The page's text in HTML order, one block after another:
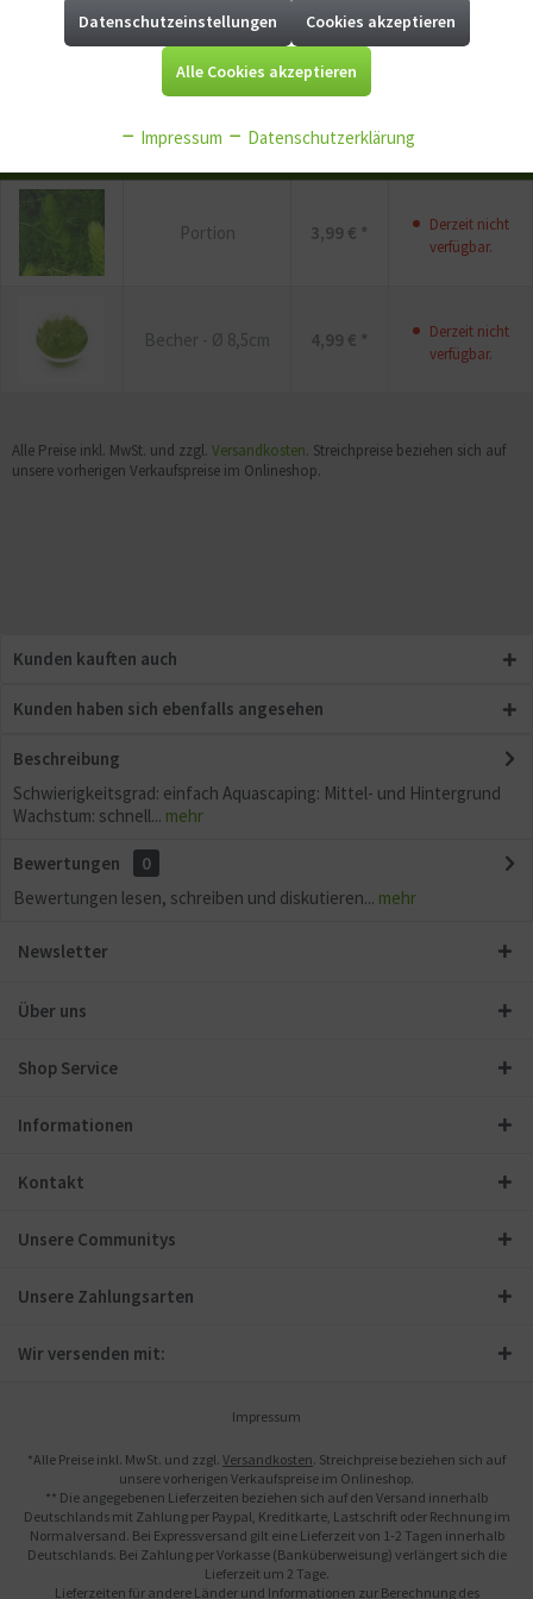
Jetzt Bonuspunkte sichern
Portion 3,99 € *
Derzeit nicht
verfügbar.
Becher - Ø 8,5cm 4,99 € *
Derzeit nicht
verfügbar.
Alle Preise inkl. MwSt. und zzgl. Versandkosten. Streichpreise beziehen sich auf
unsere vorherigen Verkaufspreise im Onlineshop.
Kunden kauften auch
Kunden haben sich ebenfalls angesehen
Beschreibung
Schwierigkeitsgrad: einfach Aquascaping: Mittel- und Hintergrund
Wachstum: schnell... mehr
Bewertungen
0
Bewertungen lesen, schreiben und diskutieren... mehr
Newsletter
Über uns
Shop Service
Informationen
Kontakt
Unsere Communitys
Unsere Zahlungsarten
Wir versenden mit:
Impressum
*Alle Preise inkl. MwSt. und zzgl. Versandkosten. Streichpreise beziehen sich auf
unsere vorherigen Verkaufspreise im Onlineshop.
** Die angegebenen Lieferzeiten beziehen sich auf den Versand innerhalb
Deutschlands mit Zahlung per Paypal, Kreditkarte, Lastschrift oder Rechnung im
Normalversand. Bei Expressversand gilt eine Lieferzeit von 1-2 Tagen innerhalb
Deutschlands. Bei Zahlung per Vorkasse (Banküberweisung) verlängert sich die
Lieferzeit um 2 Tage.
Lieferzeiten für andere Länder und Informationen zur Berechnung des
Marketing Aktiv
Service Aktiv
Datenschutzeinstellungen Cookies akzeptieren
Alle Cookies akzeptieren
Impressum Datenschutzerklärung